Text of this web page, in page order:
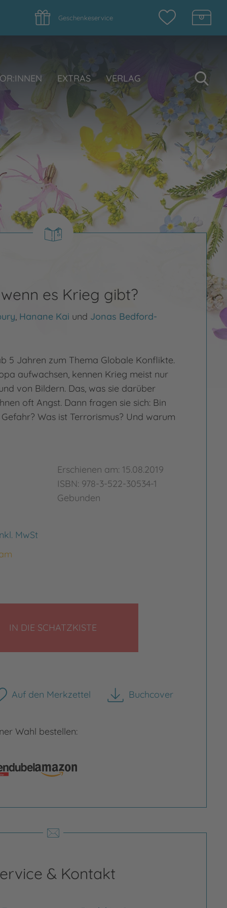
Geschenkeservice
EXTRAS VERLAG
es Krieg gibt?
, Hanane Kai und Jonas Bedford-
5 Jahren zum Thema Globale Konflikte.
aufwachsen, kennen Krieg meist nur
von Bildern. Das, was sie darüber
oft Angst. Dann fragen sie sich: Bin
Was ist Terrorismus? Und warum
Erschienen am: 15.08.2019
ISBN: 978-3-522-30534-1
Gebunden
MwSt
IN DIE SCHATZKISTE
Auf den Merkzettel Buchcover
herunterladen
Wahl bestellen:
& Kontakt